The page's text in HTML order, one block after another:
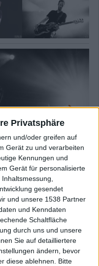
Privatsphäre
und/oder greifen auf
Gerät zu und verarbeiten
Kennungen und
Gerät für personalisierte
gesendet
und unsere 1538 Partner
und Kenndaten
Schaltfläche
durch uns und unsere
Sie auf detailliertere
ändern, bevor
diese ablehnen.
Bitte
Galerie in groß öffnen